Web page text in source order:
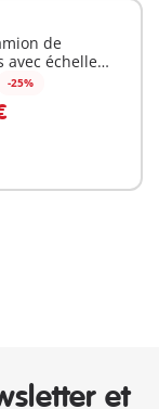
de
avec échelle
-25%
et